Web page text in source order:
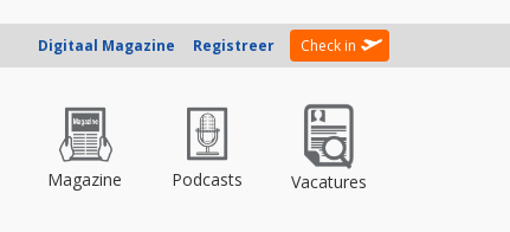
Digitaal Magazine Registreer Check in
Magazine Podcasts Vacatures